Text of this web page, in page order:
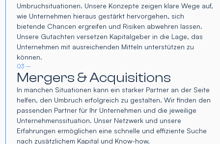
Umbruchsituationen. Unsere Konzepte zeigen klare Wege auf,
wie Unternehmen hieraus gestärkt hervorgehen, sich
bietende Chancen ergreifen und Risiken abwehren lassen.
Unsere Gutachten versetzen Kapitalgeber in die Lage, das
Unternehmen mit ausreichenden Mitteln unterstützen zu
können.
03 –
Mergers & Acquisitions
In manchen Situationen kann ein starker Partner an der Seite
helfen, den Umbruch erfolgreich zu gestalten. Wir finden den
passenden Partner für Ihr Unternehmen und die jeweilige
Unternehmenssituation. Unser Netzwerk und unsere
Erfahrungen ermöglichen eine schnelle und effiziente Suche
nach zusätzlichem Kapital und Know-how.